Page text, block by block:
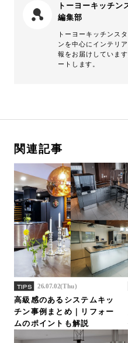
トーヨーキッチン
編集部
トーヨーキッチンス
ンを中心にインテリ
報をお届けしていま
ートします。
関連記事
TIPS 26.07.02(Thu)
高級感のあるシステムキッ
チン事例まとめ｜リフォー
ムのポイントも解説